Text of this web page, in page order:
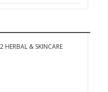
HERBAL & SKINCARE